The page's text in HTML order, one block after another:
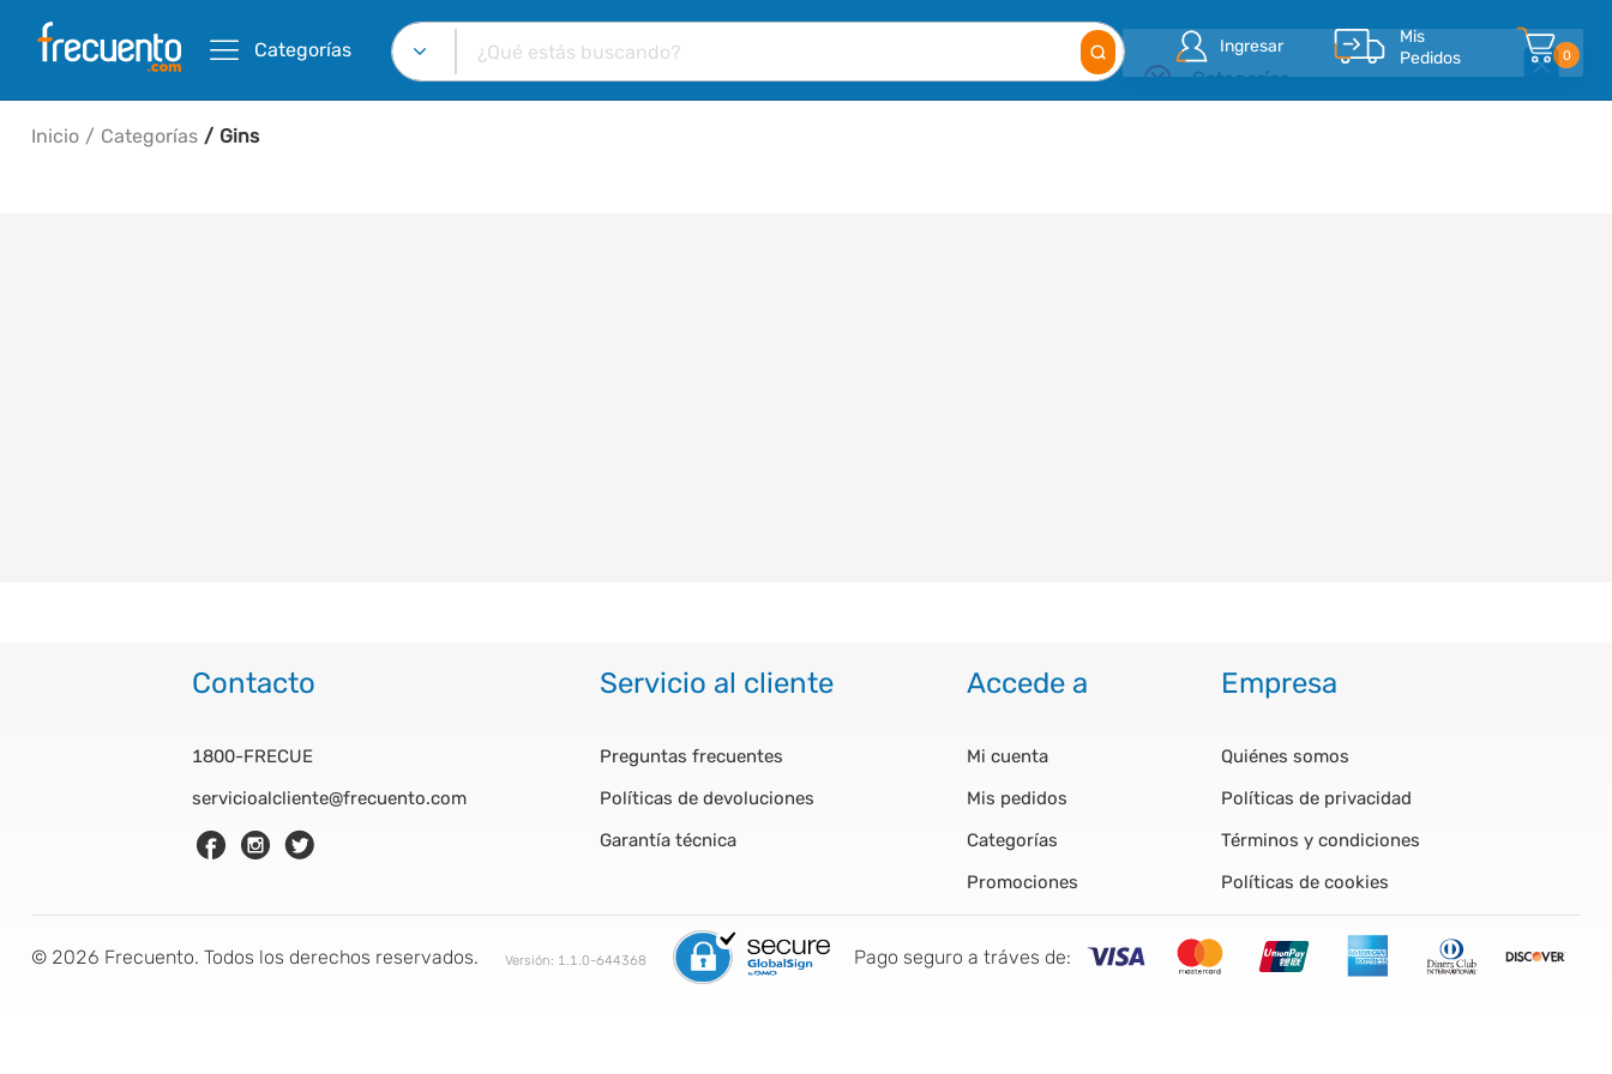
Categorías Ingresar
Mis
Pedidos
0
Inicio Categorías Gins
Contacto
1800-FRECUE
servicioalcliente@frecuento.com
Servicio al cliente
Preguntas frecuentes
Políticas de devoluciones
Garantía técnica
Accede a
Mi cuenta
Mis pedidos
Categorías
Promociones
Empresa
Quiénes somos
Políticas de privacidad
Términos y condiciones
Políticas de cookies
© 2026 Frecuento. Todos los derechos reservados. Versión: 1.1.0-644368 Pago seguro a tráves de: